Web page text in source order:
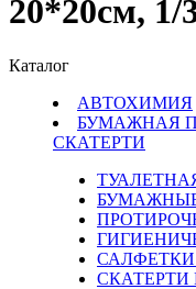
20*20см, 1/
Каталог
АВТОХИМИЯ
БУМАЖНАЯ
СКАТЕРТИ